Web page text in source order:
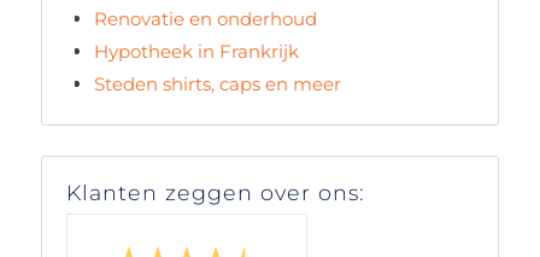
Renovatie en onderhoud
Hypotheek in Frankrijk
Steden shirts, caps en meer
Klanten zeggen over ons: